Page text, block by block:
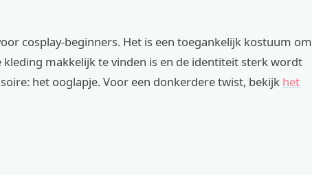
cosplay-beginners. Het is een toegankelijk kostuum om
makkelijk te vinden is en de identiteit sterk wordt
het ooglapje. Voor een donkerdere twist, bekijk het